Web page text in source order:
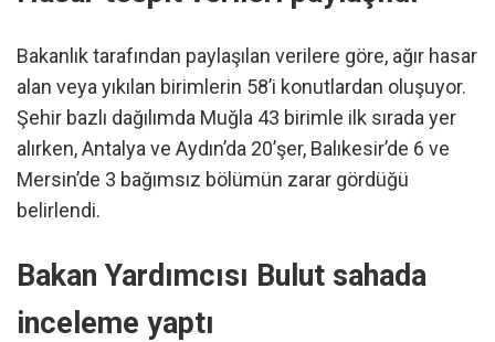
Bakanlık tarafından paylaşılan verilere göre, ağır hasar
alan veya yıkılan birimlerin 58’i konutlardan oluşuyor.
Şehir bazlı dağılımda Muğla 43 birimle ilk sırada yer
alırken, Antalya ve Aydın’da 20’şer, Balıkesir’de 6 ve
Mersin’de 3 bağımsız bölümün zarar gördüğü
belirlendi.
Bakan Yardımcısı Bulut sahada
inceleme yaptı